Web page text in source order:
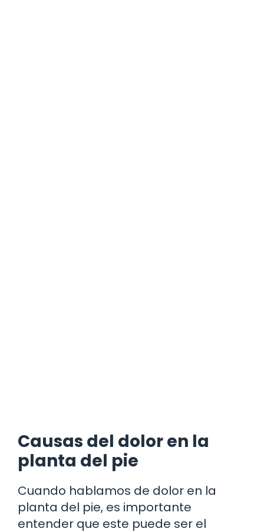
Causas del dolor en la
planta del pie
Cuando hablamos de dolor en la
planta del pie, es importante
entender que este puede ser el